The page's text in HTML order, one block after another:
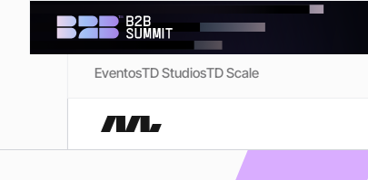
EventosTD StudiosTD Scale